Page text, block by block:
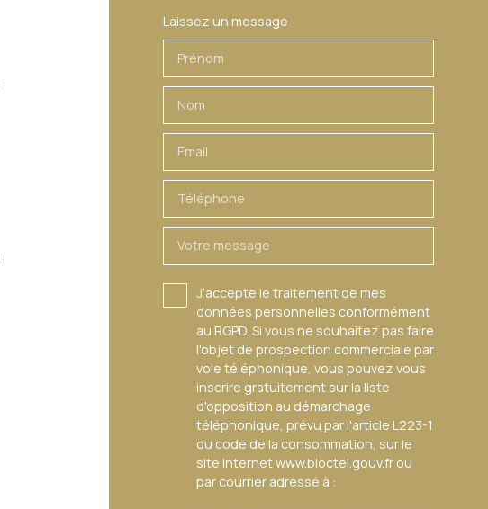
Laissez un message
Prénom
Nom
Email
Téléphone
Votre message
J'accepte le traitement de mes
données personnelles conformément
au RGPD. Si vous ne souhaitez pas faire
l'objet de prospection commerciale par
voie téléphonique, vous pouvez vous
inscrire gratuitement sur la liste
d'opposition au démarchage
téléphonique, prévu par l'article L223-1
du code de la consommation, sur le
site Internet www.bloctel.gouv.fr ou
par courrier adressé à :